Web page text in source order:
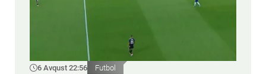
6 Avqust 22:56 Futbol